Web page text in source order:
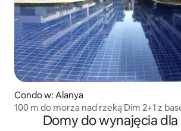
Condo w: Alanya
100 m do morza nad rzeką Dim 2+1 z
Domy do wynajęcia